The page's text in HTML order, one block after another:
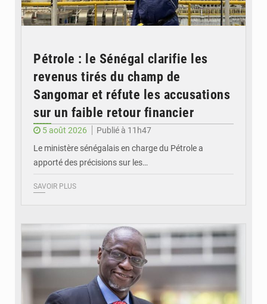
Pétrole : le Sénégal clarifie les
revenus tirés du champ de
Sangomar et réfute les accusations
sur un faible retour financier
5 août 2026
Publié à 11h47
Le ministère sénégalais en charge du Pétrole a
apporté des précisions sur les…
SAVOIR PLUS